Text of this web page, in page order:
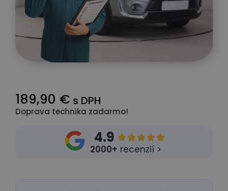
189,90 € s DPH
Doprava technika zadarmo!
4.9 
2000+ recenzií >